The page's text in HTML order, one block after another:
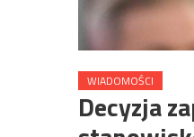
WIADOMOŚCI
Decyzja